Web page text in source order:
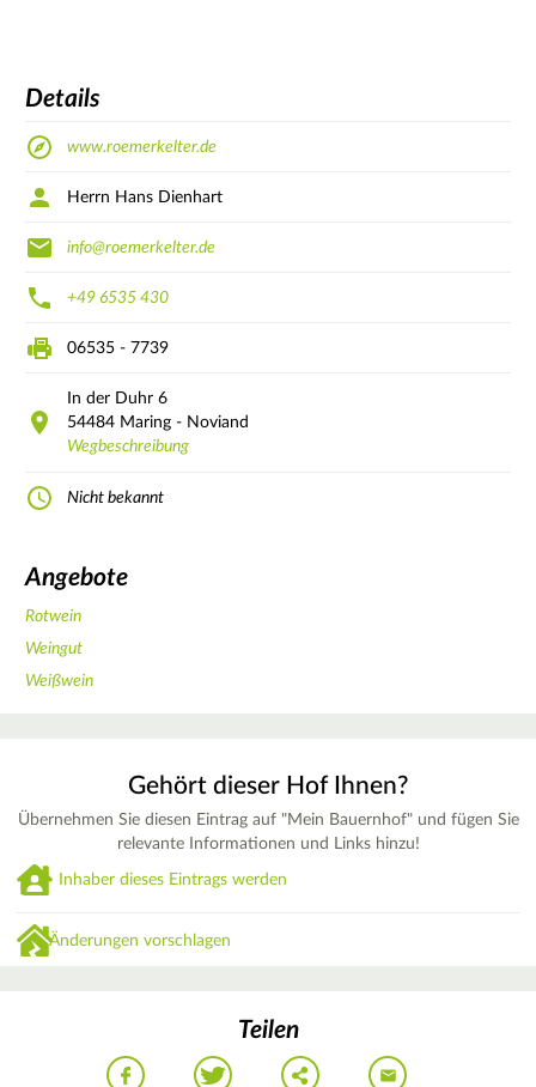
Details
www.roemerkelter.de
Herrn Hans Dienhart
info@roemerkelter.de
+49 6535 430
06535 - 7739
In der Duhr 6
54484 Maring - Noviand
Wegbeschreibung
Nicht bekannt
Angebote
Rotwein
Weingut
Weißwein
Gehört dieser Hof Ihnen?
Übernehmen Sie diesen Eintrag auf "Mein Bauernhof" und fügen Sie
relevante Informationen und Links hinzu!
Inhaber dieses Eintrags werden
Änderungen vorschlagen
Teilen